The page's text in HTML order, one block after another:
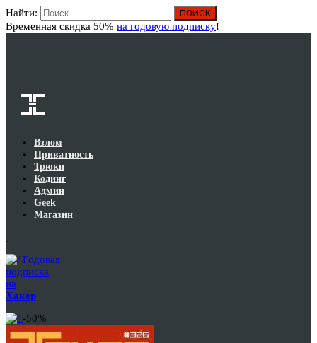
Найти:
Временная скидка 50% на годовую подписку!
Взлом
Приватность
Трюки
Кодинг
Админ
Geek
Магазин
Годовая
подписка
на
Хакер
-50%